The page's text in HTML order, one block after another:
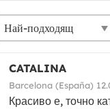
CATALINA
Barcelona (España)
Красиво е, точно